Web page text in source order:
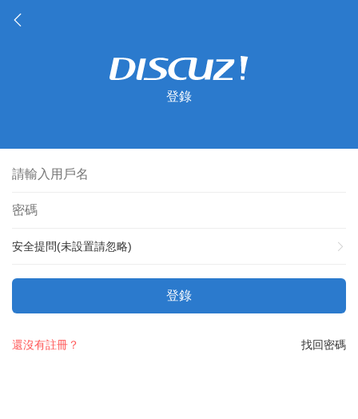
登錄
安全提問(未設置請忽略)
登錄
找回密碼
還沒有註冊？